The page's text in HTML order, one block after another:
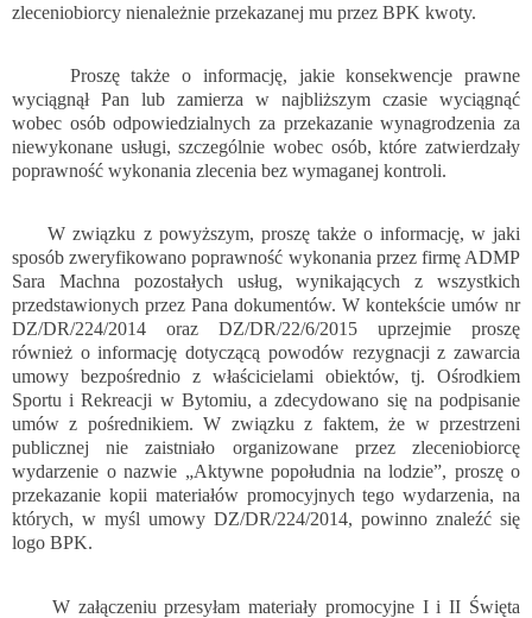
zleceniobiorcy nienależnie przekazanej mu przez BPK kwoty.
Proszę także o informację, jakie konsekwencje prawne
wyciągnął Pan lub zamierza w najbliższym czasie wyciągnąć
wobec osób odpowiedzialnych za przekazanie wynagrodzenia za
niewykonane usługi, szczególnie wobec osób, które zatwierdzały
poprawność wykonania zlecenia bez wymaganej kontroli.
W związku z powyższym, proszę także o informację, w jaki
sposób zweryfikowano poprawność wykonania przez firmę ADMP
Sara Machna pozostałych usług, wynikających z wszystkich
przedstawionych przez Pana dokumentów. W kontekście umów nr
DZ/DR/224/2014 oraz DZ/DR/22/6/2015 uprzejmie proszę
również o informację dotyczącą powodów rezygnacji z zawarcia
umowy bezpośrednio z właścicielami obiektów, tj. Ośrodkiem
Sportu i Rekreacji w Bytomiu, a zdecydowano się na podpisanie
umów z pośrednikiem. W związku z faktem, że w przestrzeni
publicznej nie zaistniało organizowane przez zleceniobiorcę
wydarzenie o nazwie „Aktywne popołudnia na lodzie”, proszę o
przekazanie kopii materiałów promocyjnych tego wydarzenia, na
których, w myśl umowy DZ/DR/224/2014, powinno znaleźć się
logo BPK.
W załączeniu przesyłam materiały promocyjne I i II Święta